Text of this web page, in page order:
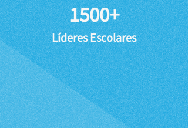
1500+
Líderes Escolares